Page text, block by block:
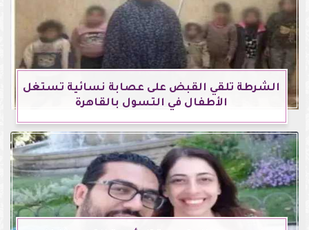
الشرطة تلقي القبض على عصابة نسائية تستغل
الأطفال في التسول بالقاهرة